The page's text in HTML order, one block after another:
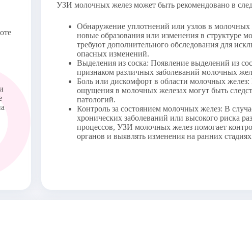
УЗИ молочных желез может быть рекомендовано в
Обнаружение уплотнений или узлов в
новые образования или изменения в структуре
требуют дополнительного обследования для
опасных изменений.
Выделения из соска: Появление выделений из
признаком различных заболеваний молочных
Боль или дискомфорт в области молочных
ощущения в молочных железах могут быть
патологий.
Контроль за состоянием молочных желез: В
хронических заболеваний или высокого риска
процессов, УЗИ молочных желез помогает
органов и выявлять изменения на ранних